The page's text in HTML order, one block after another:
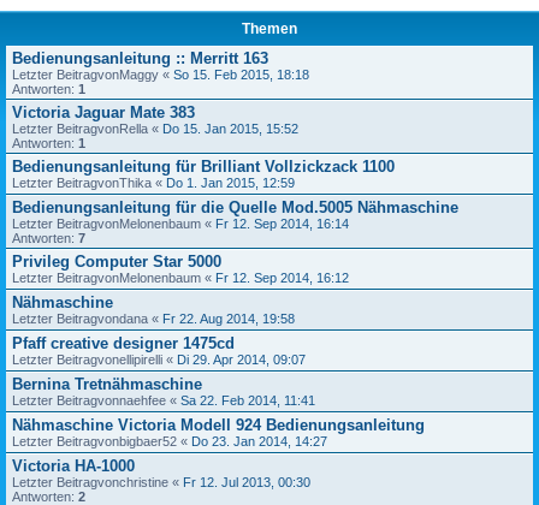
Themen
Bedienungsanleitung :: Merritt 163
Letzter BeitragvonMaggy « So 15. Feb 2015, 18:18
Antworten: 1
Victoria Jaguar Mate 383
Letzter BeitragvonRella « Do 15. Jan 2015, 15:52
Antworten: 1
Bedienungsanleitung für Brilliant Vollzickzack 1100
Letzter BeitragvonThika « Do 1. Jan 2015, 12:59
Bedienungsanleitung für die Quelle Mod.5005 Nähmaschine
Letzter BeitragvonMelonenbaum « Fr 12. Sep 2014, 16:14
Antworten: 7
Privileg Computer Star 5000
Letzter BeitragvonMelonenbaum « Fr 12. Sep 2014, 16:12
Nähmaschine
Letzter Beitragvondana « Fr 22. Aug 2014, 19:58
Pfaff creative designer 1475cd
Letzter Beitragvonellipirelli « Di 29. Apr 2014, 09:07
Bernina Tretnähmaschine
Letzter Beitragvonnaehfee « Sa 22. Feb 2014, 11:41
Nähmaschine Victoria Modell 924 Bedienungsanleitung
Letzter Beitragvonbigbaer52 « Do 23. Jan 2014, 14:27
Victoria HA-1000
Letzter Beitragvonchristine « Fr 12. Jul 2013, 00:30
Antworten: 2